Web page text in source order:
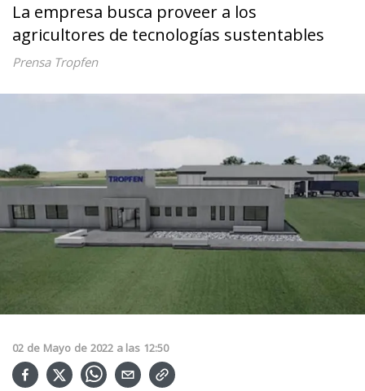
La empresa busca proveer a los
agricultores de tecnologías sustentables
Prensa Tropfen
02 de Mayo de 2022 a las 12:50